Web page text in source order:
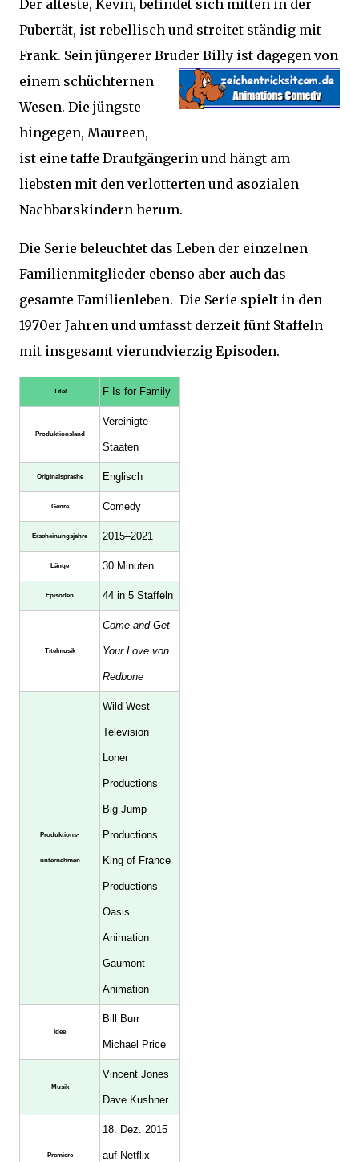
Der älteste, Kevin, befindet sich mitten in der
Pubertät, ist rebellisch und streitet ständig mit
Frank. Sein jüngerer Bruder Billy ist dagegen von
einem schüchternen
Wesen. Die jüngste
hingegen, Maureen,
ist eine taffe Draufgängerin und hängt am
liebsten mit den verlotterten und asozialen
Nachbarskindern herum.
Die Serie beleuchtet das Leben der einzelnen
Familienmitglieder ebenso aber auch das
gesamte Familienleben. Die Serie spielt in den
1970er Jahren und umfasst derzeit fünf Staffeln
mit insgesamt vierundvierzig Episoden.
Titel F Is for Family
Produktionsland
Vereinigte
Staaten
Originalsprache Englisch
Genre Comedy
Erscheinungsjahre 2015–2021
Länge 30 Minuten
Episoden 44 in 5 Staffeln
Titelmusik
Come and Get
Your Love von
Redbone
Produktions-
unternehmen
Wild West
Television
Loner
Productions
Big Jump
Productions
King of France
Productions
Oasis
Animation
Gaumont
Animation
Idee
Bill Burr
Michael Price
Musik
Vincent Jones
Dave Kushner
Premiere
18. Dez. 2015
auf Netflix